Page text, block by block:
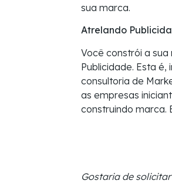
sua marca.
Atrelando
Você constrói a
Publicidade. Esta
consultoria de
as empresas
construindo marca.
Gostaria de